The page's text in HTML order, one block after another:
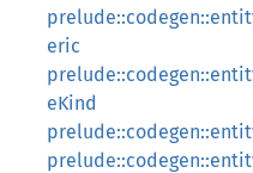
eric
eKind